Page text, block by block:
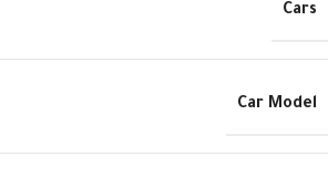
Cars
Car Model